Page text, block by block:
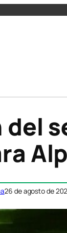
26 de agosto de